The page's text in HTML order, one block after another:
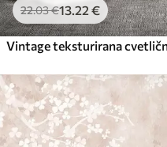
22.03€13 .22 €